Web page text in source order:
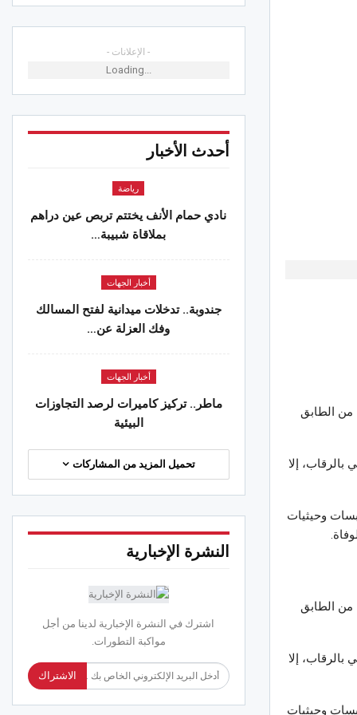
سقوطه من الطابق
إلا
وحيثيات
سقوطه من الطابق
إلا
وحيثيات
- الإعلانات -
Loading...
أحدث الأخبار
رياضة
نادي حمام الأنف يختتم تربص عين دراهم
بملاقاة شبيبة…
أخبار الجهات
جندوبة.. تدخلات ميدانية لفتح المسالك
وفك العزلة عن…
أخبار الجهات
ماطر.. تركيز كاميرات لرصد التجاوزات
البيئية
تحميل المزيد من المشاركات
النشرة الإخبارية
اشترك في النشرة الإخبارية لدينا من أجل
مواكبة التطورات.
الاشتراك
القيروان : جلسة في الولاية للنظر في
الدورة التاسعة لمهرجان المندرة
تراكم كميات من البوسيدونيا بشواطئ
الطريق ..وتوجه رسالة للجماهير